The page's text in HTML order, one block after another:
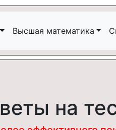
Высшая математика
на